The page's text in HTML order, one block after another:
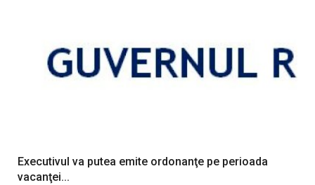
Executivul va putea emite ordonanţe pe perioada
vacanţei...